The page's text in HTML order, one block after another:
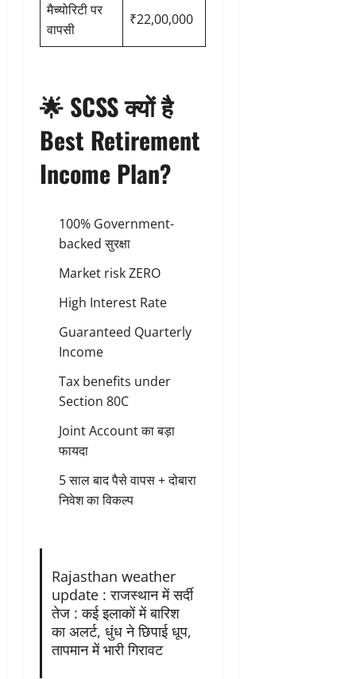
मैच्योरिटी पर
वापसी
₹22,00,000
🌟 SCSS क्यों है
Best Retirement
Income Plan?
100% Government-
backed सुरक्षा
Market risk ZERO
High Interest Rate
Guaranteed Quarterly
Income
Tax benefits under
Section 80C
Joint Account का बड़ा
फायदा
5 साल बाद पैसे वापस + दोबारा
निवेश का विकल्प
Rajasthan weather
update : राजस्थान में सर्दी
तेज : कई इलाकों में बारिश
का अलर्ट, धुंध ने छिपाई धूप,
तापमान में भारी गिरावट